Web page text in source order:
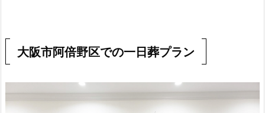
大阪市阿倍野区での一日葬プラン